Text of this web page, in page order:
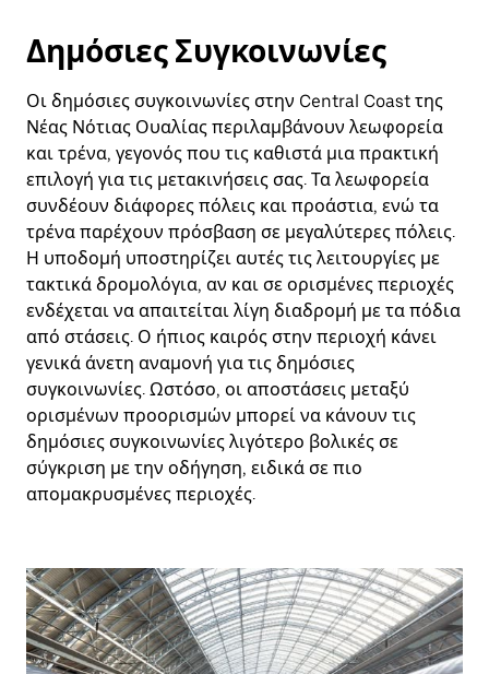
Δημόσιες Συγκοινωνίες
Οι δημόσιες συγκοινωνίες στην Central Coast της
Νέας Νότιας Ουαλίας περιλαμβάνουν λεωφορεία
και τρένα, γεγονός που τις καθιστά μια πρακτική
επιλογή για τις μετακινήσεις σας. Τα λεωφορεία
συνδέουν διάφορες πόλεις και προάστια, ενώ τα
τρένα παρέχουν πρόσβαση σε μεγαλύτερες πόλεις.
Η υποδομή υποστηρίζει αυτές τις λειτουργίες με
τακτικά δρομολόγια, αν και σε ορισμένες περιοχές
ενδέχεται να απαιτείται λίγη διαδρομή με τα πόδια
από στάσεις. Ο ήπιος καιρός στην περιοχή κάνει
γενικά άνετη αναμονή για τις δημόσιες
συγκοινωνίες. Ωστόσο, οι αποστάσεις μεταξύ
ορισμένων προορισμών μπορεί να κάνουν τις
δημόσιες συγκοινωνίες λιγότερο βολικές σε
σύγκριση με την οδήγηση, ειδικά σε πιο
απομακρυσμένες περιοχές.